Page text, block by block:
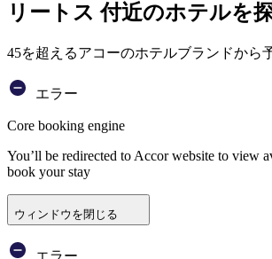
リートス 付近のホテルを
45を超えるアコーのホテルブランドから
エラー
Core booking engine
You’ll be redirected to Accor website to view
book your stay
ウィンドウを閉じる